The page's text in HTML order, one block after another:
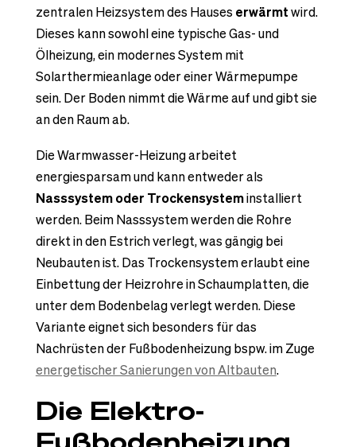
zentralen Heizsystem des Hauses erwärmtwird.
Dieses kann sowohl eine typische Gas- und
Ölheizung, ein modernes System mit
Solarthermieanlage oder einer Wärmepumpe
sein. Der Boden nimmt die Wärme auf und gibt sie
an den Raum ab.
Die Warmwasser-Heizung arbeitet
energiesparsam und kann entweder als
Nasssystem oder Trockensysteminstalliert
werden. Beim Nasssystem werden die Rohre
direkt in den Estrich verlegt, was gängig bei
Neubauten ist. Das Trockensystem erlaubt eine
Einbettung der Heizrohre in Schaumplatten, die
unter dem Bodenbelag verlegt werden. Diese
Variante eignet sich besonders für das
Nachrüsten der Fußbodenheizung bspw. im Zuge
energetischer Sanierungen von Altbauten.
Die Elektro-